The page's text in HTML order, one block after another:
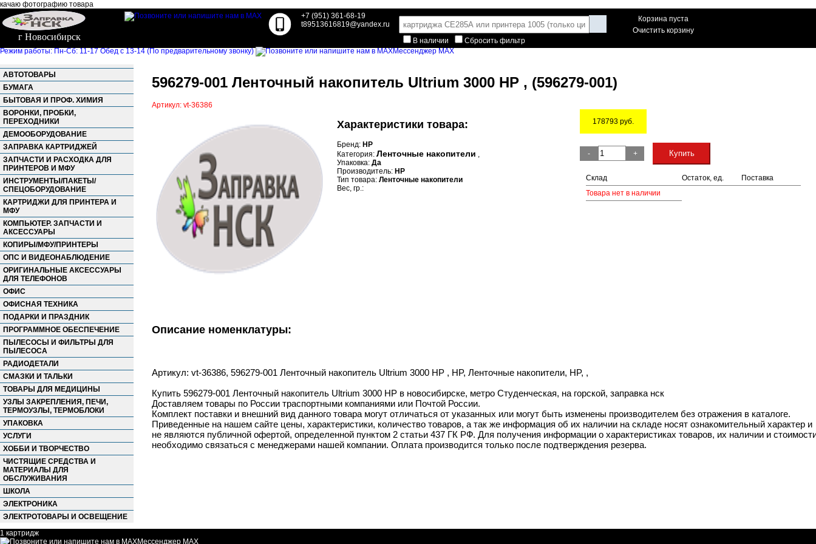
качаю фотографию товара
г Новосибирск
+7 (951) 361-68-19
t89513616819@yandex.ru
В наличии
Сбросить фильтр
Корзина пуста
Очистить корзину
Режим работы: Пн-Сб: 11-17 Обед с 13-14 (По предварительному звонку) Мессенджер MAX
АВТОТОВАРЫ
БУМАГА
БЫТОВАЯ И ПРОФ. ХИМИЯ
ВОРОНКИ, ПРОБКИ,
ПЕРЕХОДНИКИ
ДЕМООБОРУДОВАНИЕ
ЗАПРАВКА КАРТРИДЖЕЙ
ЗАПЧАСТИ И РАСХОДКА ДЛЯ
ПРИНТЕРОВ И МФУ
ИНСТРУМЕНТЫ/ПАКЕТЫ/
СПЕЦОБОРУДОВАНИЕ
КАРТРИДЖИ ДЛЯ ПРИНТЕРА И
МФУ
КОМПЬЮТЕР. ЗАПЧАСТИ И
АКСЕССУАРЫ
КОПИРЫ/МФУ/ПРИНТЕРЫ
ОПС И ВИДЕОНАБЛЮДЕНИЕ
ОРИГИНАЛЬНЫЕ АКСЕССУАРЫ
ДЛЯ ТЕЛЕФОНОВ
ОФИС
ОФИСНАЯ ТЕХНИКА
ПОДАРКИ И ПРАЗДНИК
ПРОГРАММНОЕ ОБЕСПЕЧЕНИЕ
ПЫЛЕСОСЫ И ФИЛЬТРЫ ДЛЯ
ПЫЛЕСОСА
РАДИОДЕТАЛИ
СМАЗКИ И ТАЛЬКИ
ТОВАРЫ ДЛЯ МЕДИЦИНЫ
УЗЛЫ ЗАКРЕПЛЕНИЯ, ПЕЧИ,
ТЕРМОУЗЛЫ, ТЕРМОБЛОКИ
УПАКОВКА
УСЛУГИ
ХОББИ И ТВОРЧЕСТВО
ЧИСТЯЩИЕ СРЕДСТВА И
МАТЕРИАЛЫ ДЛЯ
ОБСЛУЖИВАНИЯ
ШКОЛА
ЭЛЕКТРОНИКА
ЭЛЕКТРОТОВАРЫ И ОСВЕЩЕНИЕ
596279-001 Ленточный накопитель Ultrium 3000 HP , (596279-001)
Артикул: vt-36386
Характеристики товара:
Бренд: HP
Категория: Ленточные накопители ,
Упаковка: Да
Производитель: HP
Тип товара: Ленточные накопители
Вес, гр.:
178793 руб.
-
+ Купить
Склад Остаток, ед.
Поставка
Товара нет в наличии
Описание номенклатуры:
Артикул: vt-36386, 596279-001 Ленточный накопитель Ultrium 3000 HP , HP, Ленточные накопители, HP, ,
Купить 596279-001 Ленточный накопитель Ultrium 3000 HP в новосибирске, метро Студенческая, на горской, заправка нск
Доставляем товары по России траспортными компаниями или Почтой России.
Комплект поставки и внешний вид данного товара могут отличаться от указанных или могут быть изменены производителем без отражения в каталоге.
Приведенные на нашем сайте цены, характеристики, количество товаров, а так же информация об их наличии на складе носят ознакомительный характер и
не являются публичной офертой, определенной пунктом 2 статьи 437 ГК РФ. Для получения информации о характеристиках товаров, их наличии и
необходимо связаться с менеджерами нашей компании. Оплата производится только после подтверждения резерва.
1 картридж
Мессенджер MAX